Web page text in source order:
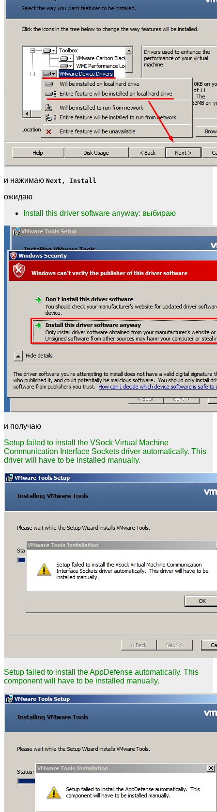
и нажимаю Next, Install
ожидаю
Install this driver software anyway: выбираю
и получаю
Setup failed to install the VSock Virtual Machine
Communication Interface Sockets driver automatically. This
driver will have to be installed manually.
Setup failed to install the AppDefense automatically. This
component will have to be installed manually.